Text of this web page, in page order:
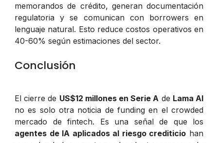
memorandos de crédito, generan documentación
regulatoria y se comunican con borrowers en
lenguaje natural. Esto reduce costos operativos en
40-60% según estimaciones del sector.
Conclusión
El cierre de US$12 millones en Serie A de Lama AI
no es solo otra noticia de funding en el crowded
mercado de fintech. Es una señal de que los
agentes de IA aplicados al riesgo crediticio han